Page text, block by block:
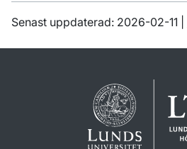
Senast uppdaterad: 2026-02-11 |